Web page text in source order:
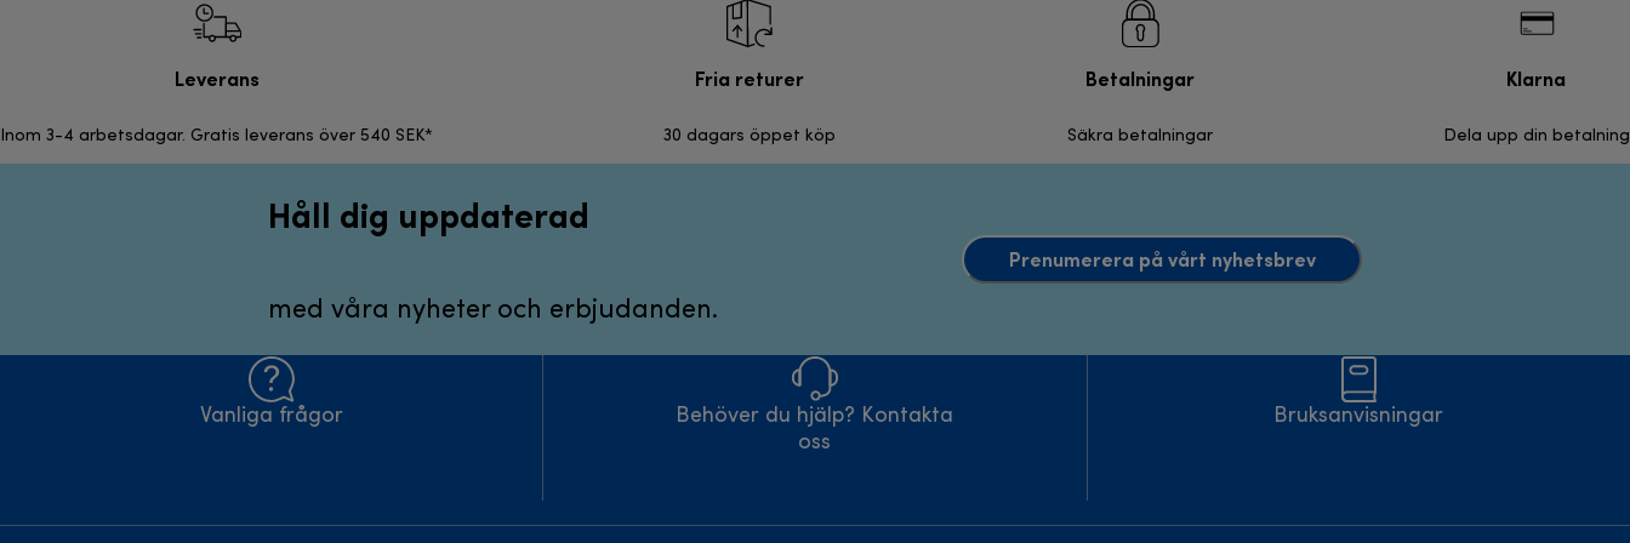
Leverans
Inom 3-4 arbetsdagar. Gratis leverans över 540 SEK*
Fria returer
30 dagars öppet köp
Betalningar
Säkra betalningar
Klarna
Dela upp din betalning
Håll dig uppdaterad
med våra nyheter och erbjudanden.
Prenumerera på vårt nyhetsbrev
Vanliga frågor
Behöver du hjälp? Kontakta
oss
Bruksanvisningar